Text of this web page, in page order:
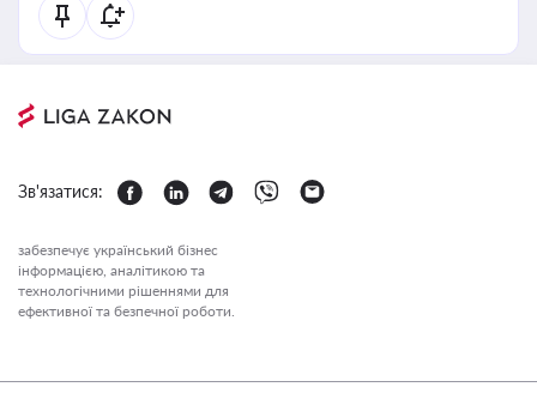
Зв'язатися:
забезпечує український бізнес
інформацією, аналітикою та
технологічними рішеннями для
ефективної та безпечної роботи.